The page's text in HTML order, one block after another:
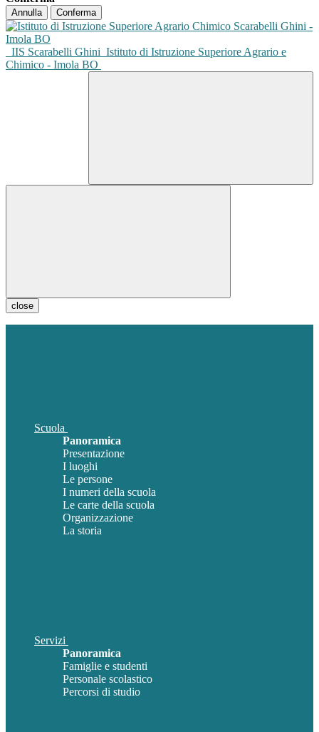
Annulla Conferma
IIS Scarabelli Ghini Istituto di Istruzione Superiore Agrario e
Chimico - Imola BO
close
Scuola
Panoramica
Presentazione
I luoghi
Le persone
I numeri della scuola
Le carte della scuola
Organizzazione
La storia
Servizi
Panoramica
Famiglie e studenti
Personale scolastico
Percorsi di studio